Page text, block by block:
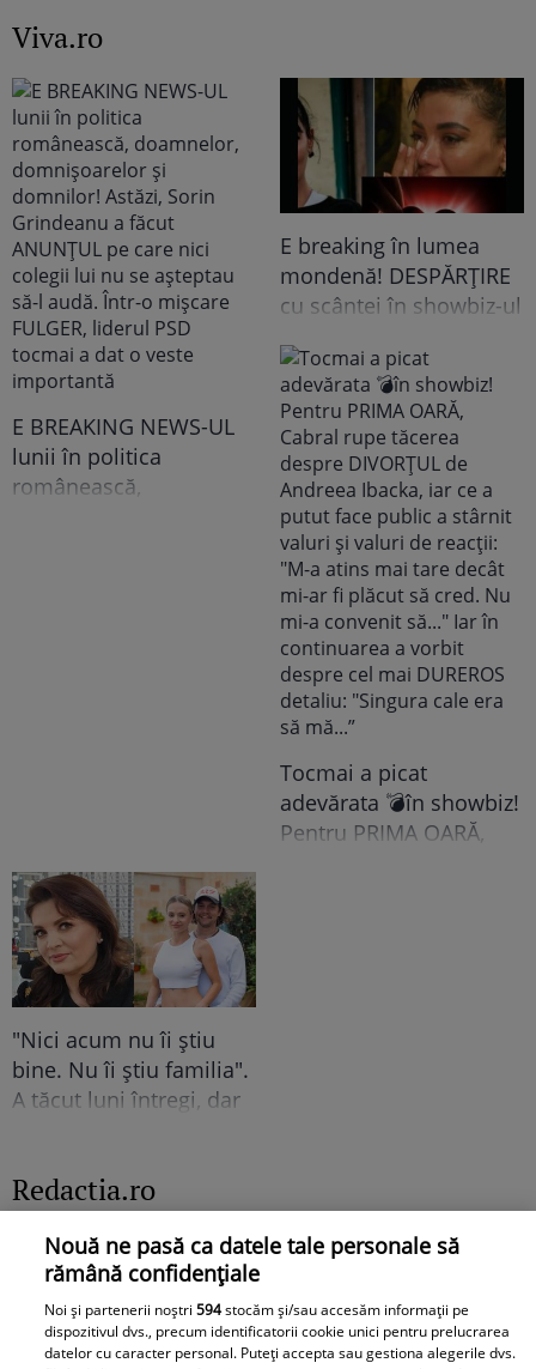
Viva.ro
E BREAKING NEWS-UL
lunii în politica
românească,
E breaking în lumea
mondenă! DESPĂRȚIRE
cu scântei în showbiz-ul
noastră vedetă a
recunoscut TOT, dar
tooot: „Mă abțin să nu-i
scriu. Am făcut
scandal!” Ce s-a
întâmplat e...
Tocmai a picat
adevărata 💣în showbiz!
Pentru PRIMA OARĂ,
mă...”
"Nici acum nu îi știu
bine. Nu îi știu familia".
A tăcut luni întregi, dar
relația cu GINERELE EI,
Radu Siffredi. Nimeni
nu se aștepta să scoată
la iveală și ACEST
AMĂNUNT ce i-a lăsat
pe mulți fără replică:
Redactia.ro
Nouă ne pasă ca datele tale personale să
rămână confidențiale
Noi și partenerii noștri594stocăm și/sau accesăm informații pe
dispozitivul dvs., precum identificatorii cookie unici pentru prelucrarea
datelor cu caracter personal. Puteți accepta sau gestiona alegerile dvs.